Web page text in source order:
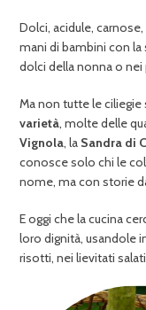
Dolci, acidule,
mani di bambini con
dolci della nonna o
Ma non tutte le ciliegie
varietà, molte delle
Vignola, la Sandra di
conosce solo chi le
nome, ma con storie
E oggi che la cucina
loro dignità, usandole
risotti, nei lievitati